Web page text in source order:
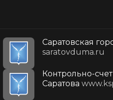
Саратовская
saratovduma.ru
Контрольно-
Саратова